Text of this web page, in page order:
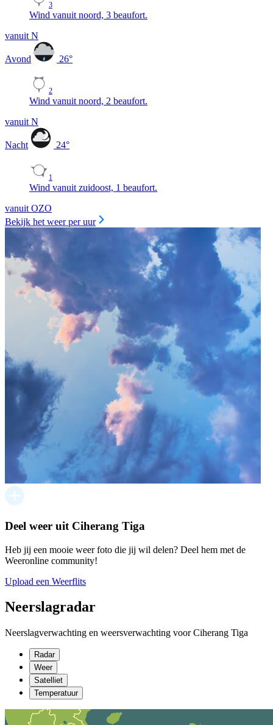
3
Wind vanuit noord, 3 beaufort.
vanuit N
Avond 26°
2
Wind vanuit noord, 2 beaufort.
vanuit N
Nacht 24°
1
Wind vanuit zuidoost, 1 beaufort.
vanuit OZO
Bekijk het weer per uur
Deel weer uit Ciherang Tiga
Heb jij een mooie weer foto die jij wil delen? Deel hem met de
Weeronline community!
Upload een Weerflits
Neerslagradar
Neerslagverwachting en weersverwachting voor Ciherang Tiga
Radar
Weer
Satelliet
Temperatuur